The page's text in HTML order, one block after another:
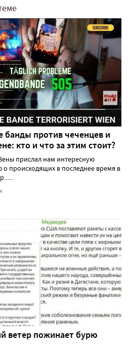
банды против чеченцев и
кто и что за этим стоит?
прислал нам интересную
происходящих в последнее время в
ветер пожинает бурю